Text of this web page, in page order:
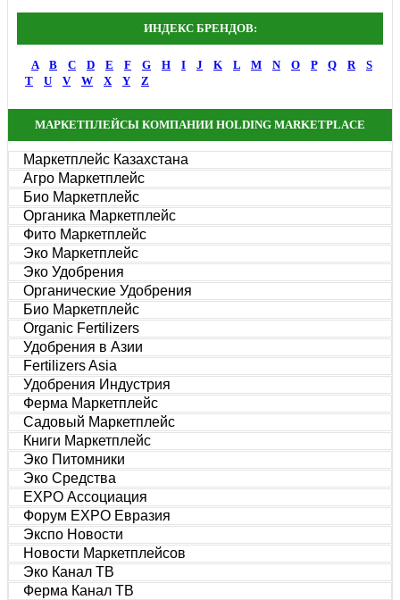
ИНДЕКС БРЕНДОВ:
A B C D E F G H I J K L M N O P Q R
S
T
U V W X Y Z
МАРКЕТПЛЕЙСЫ КОМПАНИИ HOLDING MARKETPLACE
Маркетплейс Казахстана
Агро Маркетплейс
Био Маркетплейс
Органика Маркетплейс
Фито Маркетплейс
Эко Маркетплейс
Эко Удобрения
Органические Удобрения
Био Маркетплейс
Organic Fertilizers
Удобрения в Азии
Fertilizers Asia
Удобрения Индустрия
Ферма Маркетплейс
Садовый Маркетплейс
Книги Маркетплейс
Эко Питомники
Эко Средства
EXPO Ассоциация
Форум EXPO Евразия
Экспо Новости
Новости Маркетплейсов
Эко Канал ТВ
Ферма Канал ТВ